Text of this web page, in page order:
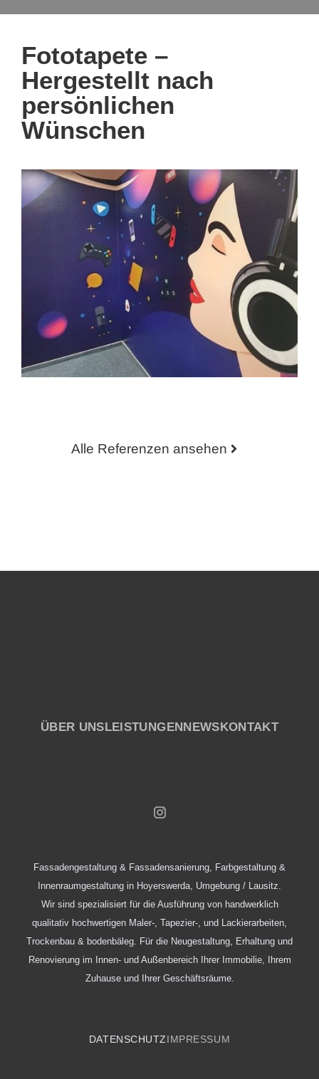
Fototapete –
Hergestellt nach
persönlichen
Wünschen
Alle Referenzen ansehen
ÜBER UNSLEISTUNGENNEWSKONTAKT
Fassadengestaltung & Fassadensanierung, Farbgestaltung &
Innenraumgestaltung in Hoyerswerda, Umgebung / Lausitz.
Wir sind spezialisiert für die Ausführung von handwerklich
qualitativ hochwertigen Maler-, Tapezier-, und Lackierarbeiten,
Trockenbau & bodenbäleg. Für die Neugestaltung, Erhaltung und
Renovierung im Innen- und Außenbereich Ihrer Immobilie, Ihrem
Zuhause und Ihrer Geschäftsräume.
DATENSCHUTZIMPRESSUM